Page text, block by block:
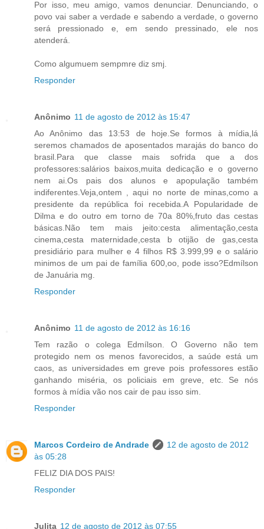
Por isso, meu amigo, vamos denunciar. Denunciando, o
povo vai saber a verdade e sabendo a verdade, o governo
será pressionado e, em sendo pressinado, ele nos
atenderá.
Como algumuem sempmre diz smj.
Responder
Anônimo 11 de agosto de 2012 às 15:47
Ao Anônimo das 13:53 de hoje.Se formos à mídia,lá
seremos chamados de aposentados marajás do banco do
brasil.Para que classe mais sofrida que a dos
professores:salários baixos,muita dedicação e o governo
nem ai.Os pais dos alunos e apopulação também
indiferentes.Veja,ontem , aqui no norte de minas,como a
presidente da república foi recebida.A Popularidade de
Dilma e do outro em torno de 70a 80%,fruto das cestas
básicas.Não tem mais jeito:cesta alimentação,cesta
cinema,cesta maternidade,cesta b otijão de gas,cesta
presidiário para mulher e 4 filhos R$ 3.999,99 e o salário
minimos de um pai de família 600,oo, pode isso?Edmílson
de Januária mg.
Responder
Anônimo 11 de agosto de 2012 às 16:16
Tem razão o colega Edmílson. O Governo não tem
protegido nem os menos favorecidos, a saúde está um
caos, as universidades em greve pois professores estão
ganhando miséria, os policiais em greve, etc. Se nós
formos à mídia vão nos cair de pau isso sim.
Responder
Marcos Cordeiro de Andrade
12 de agosto de 2012
às 05:28
FELIZ DIA DOS PAIS!
Responder
Julita 12 de agosto de 2012 às 07:55